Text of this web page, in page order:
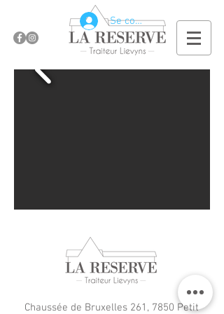
Se connecter
Chaussée de Bruxelles 261, 7850 Petit